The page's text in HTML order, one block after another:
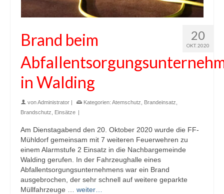
20
OKT. 2020
Brand beim
in Walding
vonAdministrator | Kategorien: Atemschutz Brandeinsatz
Brandschutz
Einsätze |
Am Dienstagabend den 20. Oktober 2020 wurde die FF-
Mühldorf gemeinsam mit 7 weiteren Feuerwehren zu
einem Alarmstufe 2 Einsatz in die Nachbargemeinde
Walding gerufen. In der Fahrzeughalle eines
Abfallentsorgungsunternehmens war ein Brand
ausgebrochen, der sehr schnell auf weitere geparkte
Müllfahrzeuge … weiter…